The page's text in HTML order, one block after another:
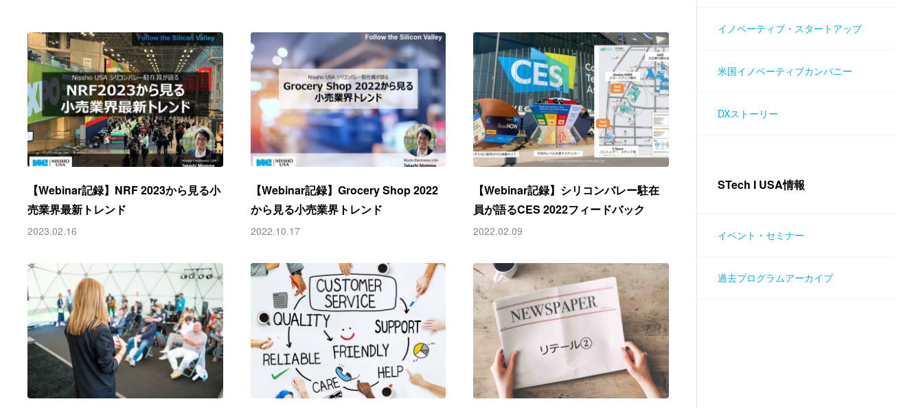
【Webinar記録】NRF 2023から見る小
売業界最新トレンド
2023.02.16
【Webinar記録】Grocery Shop 2022
から見る小売業界トレンド
2022.10.17
【Webinar記録】シリコンバレー駐在
員が語るCES 2022フィードバック
2022.02.09
イノベーティブ・スタートアップ
米国イノベーティブカンパニー
DXストーリー
STech I USA情報
イベント・セミナー
過去プログラムアーカイブ